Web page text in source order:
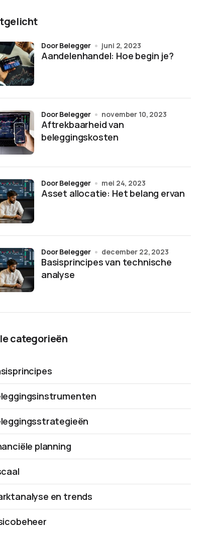
Aandelenhandel: Hoe begin je?
door Belegger juni 2, 2023
Aftrekbaarheid van
beleggingskosten
door Belegger november 10, 2023
Asset allocatie: Het belang ervan
door Belegger mei 24, 2023
Basisprincipes van technische
analyse
door Belegger december 22, 2023
categorieën
planning
en trends